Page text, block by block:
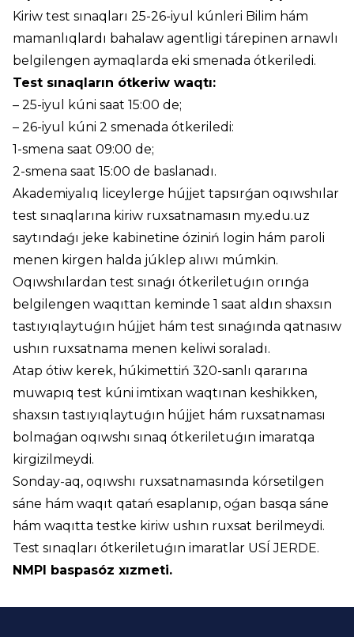
Kiriw test sınaqları 25-26-iyul kúnleri Bilim hám
mamanlıqlardı bahalaw agentligi tárepinen arnawlı
belgilengen aymaqlarda eki smenada ótkeriledi.
Test sınaqların ótkeriw waqtı:
– 25-iyul kúni saat 15:00 de;
– 26-iyul kúni 2 smenada ótkeriledi:
1-smena saat 09:00 de;
2-smena saat 15:00 de baslanadı.
Akademiyalıq liceylerge hújjet tapsırǵan oqıwshılar
test sınaqlarına kiriw ruxsatnamasın my.edu.uz
saytındaǵı jeke kabinetine óziniń login hám paroli
menen kirgen halda júklep alıwı múmkin.
Oqıwshılardan test sınaǵı ótkeriletuǵın orınǵa
belgilengen waqıttan keminde 1 saat aldın shaxsın
tastıyıqlaytuǵın hújjet hám test sınaǵında qatnasıw
ushın ruxsatnama menen keliwi soraladı.
Atap ótiw kerek, húkimettiń 320-sanlı qararına
muwapıq test kúni imtixan waqtınan keshikken,
shaxsın tastıyıqlaytuǵın hújjet hám ruxsatnaması
bolmaǵan oqıwshı sınaq ótkeriletuǵın imaratqa
kirgizilmeydi.
Sonday-aq, oqıwshı ruxsatnamasında kórsetilgen
sáne hám waqıt qatań esaplanıp, oǵan basqa sáne
hám waqıtta testke kiriw ushın ruxsat berilmeydi.
Test sınaqları ótkeriletuǵın imaratlar USÍ JERDE.
NMPI baspasóz xızmeti.